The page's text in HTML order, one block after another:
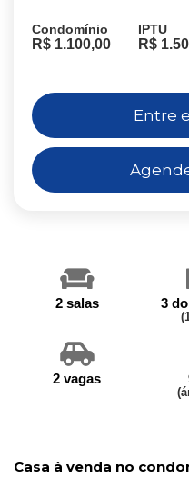
Condomínio
R$ 1.100,00
IPTU
R$
Entre
2 salas 3
2 vagas
Casa à venda no